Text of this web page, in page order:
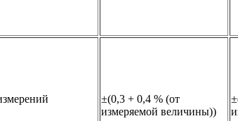
±(0,3 + 0,4 % (от
измеряемой величины))